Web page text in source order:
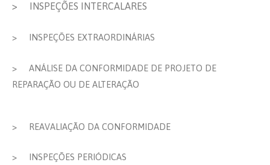
> INSPEÇÕES INTERCALARES
> INSPEÇÕES EXTRAORDINÁRIAS
> ANÁLISE DA CONFORMIDADE DE PROJETO DE
REPARAÇÃO OU DE ALTERAÇÃO
> REAVALIAÇÃO DA CONFORMIDADE
> INSPEÇÕES PERIÓDICAS